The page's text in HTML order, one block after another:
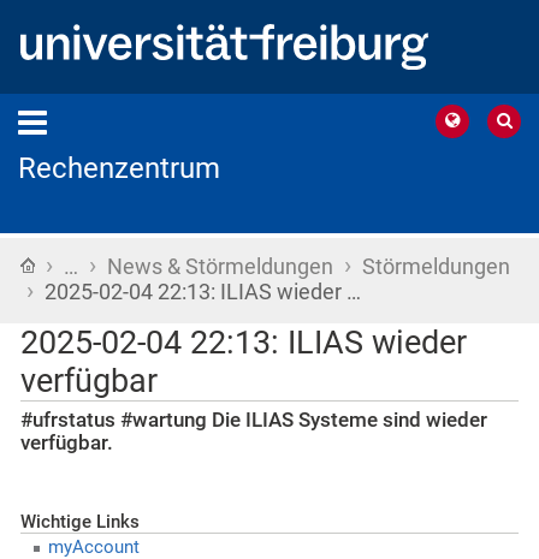
Rechenzentrum
Startseite
› … › News & Störmeldungen › Störmeldungen
› 2025-02-04 22:13: ILIAS wieder …
2025-02-04 22:13: ILIAS wieder
verfügbar
#ufrstatus #wartung Die ILIAS Systeme sind wieder
verfügbar.
Wichtige Links
myAccount